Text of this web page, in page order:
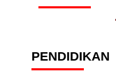
PENDIDIKAN